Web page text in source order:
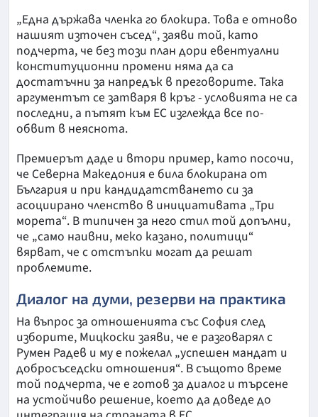
„Една държава членка го блокира. Това е отново
нашият източен съсед“, заяви той, като
подчерта, че без този план дори евентуални
конституционни промени няма да са
достатъчни за напредък в преговорите. Така
аргументът се затваря в кръг - условията не са
последни, а пътят към ЕС изглежда все по-
обвит в неяснота.
Премиерът даде и втори пример, като посочи,
че Северна Македония е била блокирана от
България и при кандидатстването си за
асоциирано членство в инициативата „Три
морета“. В типичен за него стил той допълни,
че „само наивни, меко казано, политици“
вярват, че с отстъпки могат да решат
проблемите.
Диалог на думи, резерви на практика
На въпрос за отношенията със София след
изборите, Мицкоски заяви, че е разговарял с
Румен Радев и му е пожелал „успешен мандат и
добросъседски отношения“. В същото време
той подчерта, че е готов за диалог и търсене
на устойчиво решение, което да доведе до